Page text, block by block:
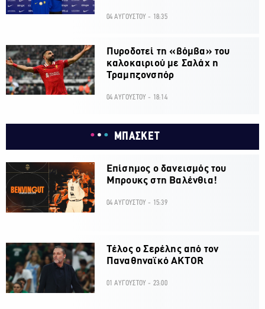
04 ΑΥΓΟΥΣΤΟΥ - 18:35
Πυροδοτεί τη «βόμβα» του
καλοκαιριού με Σαλάχ η
Τραμπζονσπόρ
04 ΑΥΓΟΥΣΤΟΥ - 18:14
ΜΠΑΣΚΕΤ
Επίσημος ο δανεισμός του
Μπρουκς στη Βαλένθια!
04 ΑΥΓΟΥΣΤΟΥ - 15:39
Τέλος ο Σερέλης από τον
Παναθηναϊκό AKTOR
01 ΑΥΓΟΥΣΤΟΥ - 23:00